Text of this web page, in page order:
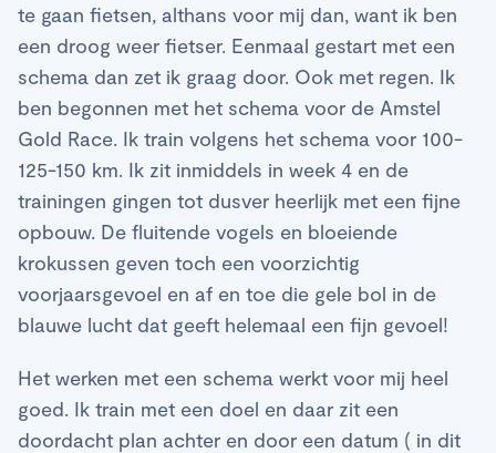
te gaan fietsen, althans voor mij dan, want ik ben
een droog weer fietser. Eenmaal gestart met een
schema dan zet ik graag door. Ook met regen. Ik
ben begonnen met het schema voor de Amstel
Gold Race. Ik train volgens het schema voor 100-
125-150 km. Ik zit inmiddels in week 4 en de
trainingen gingen tot dusver heerlijk met een fijne
opbouw. De fluitende vogels en bloeiende
krokussen geven toch een voorzichtig
voorjaarsgevoel en af en toe die gele bol in de
blauwe lucht dat geeft helemaal een fijn gevoel!
Het werken met een schema werkt voor mij heel
goed. Ik train met een doel en daar zit een
doordacht plan achter en door een datum ( in dit